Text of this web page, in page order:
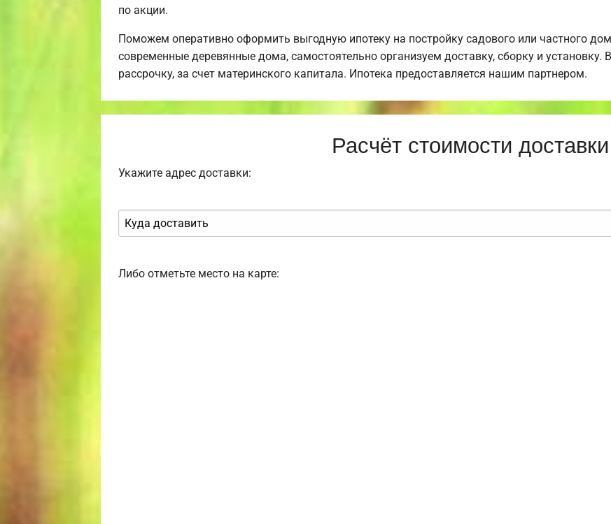
по акции.
Поможем оперативно оформить выгодную ипотеку на постройку садового или частного
современные деревянные дома, самостоятельно организуем доставку, сборку и
рассрочку, за счет материнского капитала. Ипотека предоставляется нашим партнером.
Расчёт стоимости доставки
Укажите адрес доставки:
Либо отметьте место на карте: